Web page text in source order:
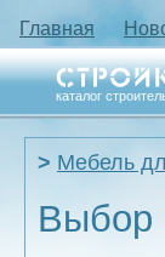
Главная
каталог
Мебель
Выбор